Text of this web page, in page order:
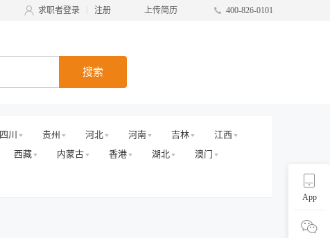
求职者登录 注册 上传简历 400-826-0101
搜索
四川 贵州 河北 河南 吉林
江西
西藏 内蒙古 香港 湖北
澳门
App